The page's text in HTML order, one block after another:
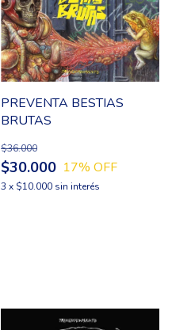
PREVENTA BESTIAS
BRUTAS
$30.000
$36.000
17% OFF
3 x $10.000 sin interés